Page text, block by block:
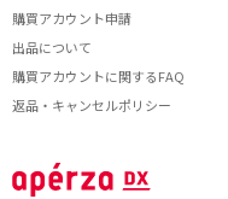
購買アカウント申請
出品について
購買アカウントに関するFAQ
返品・キャンセルポリシー